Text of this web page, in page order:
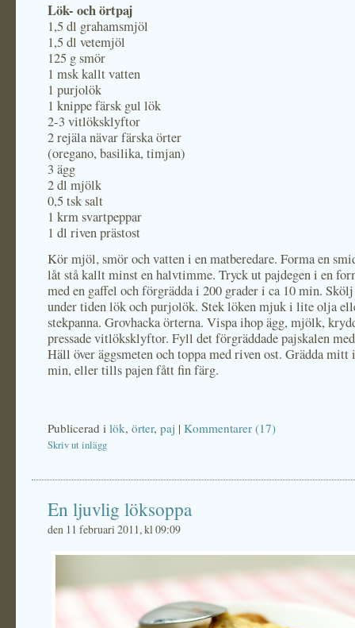
Lök- och örtpaj
1,5 dl grahamsmjöl
1,5 dl vetemjöl
125 g smör
1 msk kallt vatten
1 purjolök
1 knippe färsk gul lök
2-3 vitlöksklyftor
2 rejäla nävar färska örter
(oregano, basilika, timjan)
3 ägg
2 dl mjölk
0,5 tsk salt
1 krm svartpeppar
1 dl riven prästost
Kör mjöl, smör och vatten i en matberedare. Forma en
låt stå kallt minst en halvtimme. Tryck ut pajdegen i en
med en gaffel och förgrädda i 200 grader i ca 10 min.
under tiden lök och purjolök. Stek löken mjuk i lite olja
stekpanna. Grovhacka örterna. Vispa ihop ägg, mjölk,
pressade vitlöksklyftor. Fyll det förgräddade pajskalen
Häll över äggsmeten och toppa med riven ost. Grädda mitt
min, eller tills pajen fått fin färg.
Publicerad i lök, örter, paj | Kommentarer (17)
Skriv ut inlägg
En ljuvlig löksoppa
den 11 februari 2011, kl 09:09